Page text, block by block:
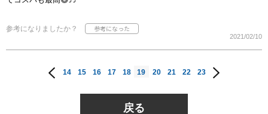
参考になりましたか？
2021/02/10
14 15 16 17 18 19 20 21 22 23
戻る